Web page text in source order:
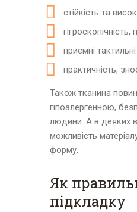
стійкість та
гігроскопічність,
приємні
практичність,
Також тканина
гіпоалергенною,
людини. А в деяких
можливість
форму.
Як
підкладку